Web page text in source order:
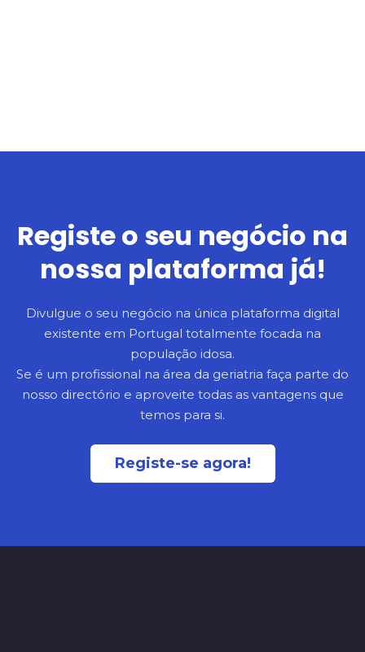
Registe o seu negócio na
nossa plataforma já!
Divulgue o seu negócio na única plataforma digital
existente em Portugal totalmente focada na
população idosa.
Se é um profissional na área da geriatria faça parte do
nosso directório e aproveite todas as vantagens que
temos para si.
Registe-se agora!